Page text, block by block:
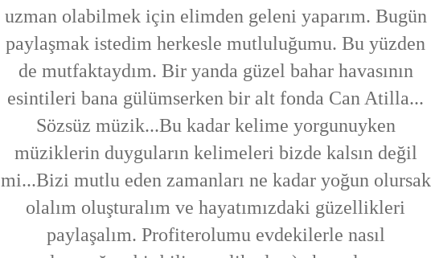
uzman olabilmek için elimden geleni yaparım. Bugün
paylaşmak istedim herkesle mutluluğumu. Bu yüzden
de mutfaktaydım. Bir yanda güzel bahar havasının
esintileri bana gülümserken bir alt fonda Can Atilla...
Sözsüz müzik...Bu kadar kelime yorgunuyken
müziklerin duyguların kelimeleri bizde kalsın değil
mi...Bizi mutlu eden zamanları ne kadar yoğun olursak
olalım oluşturalım ve hayatımızdaki güzellikleri
paylaşalım. Profiterolumu evdekilerle nasıl